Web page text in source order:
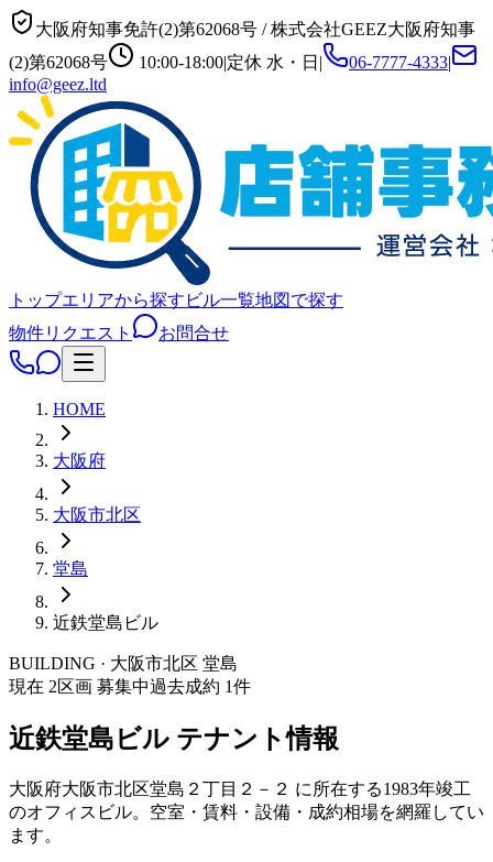
大阪府知事免許(2)第62068号 /株式会社GEEZ大阪府知事
(2)第62068号
10:00-18:00|定休 水・日 | 06-7777-4333|
info@geez.ltd
トップエリアから探す ビル一覧地図で探す
物件リクエスト
お問合せ
HOME
大阪府
大阪市北区
堂島
近鉄堂島ビル
BUILDING · 大阪市北区 堂島
現在 2区画 募集中過去成約 1件
近鉄堂島ビル テナント情報
大阪府大阪市北区堂島２丁目２－２ に所在する1983年竣工
のオフィスビル。空室・賃料・設備・成約相場を網羅してい
ます。